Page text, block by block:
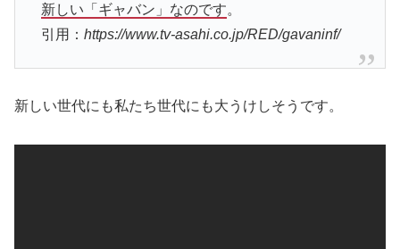
新しい「ギャバン」なのです。
引用： https://www.tv-asahi.co.jp/RED/gavaninf/
新しい世代にも私たち世代にも大うけしそうです。